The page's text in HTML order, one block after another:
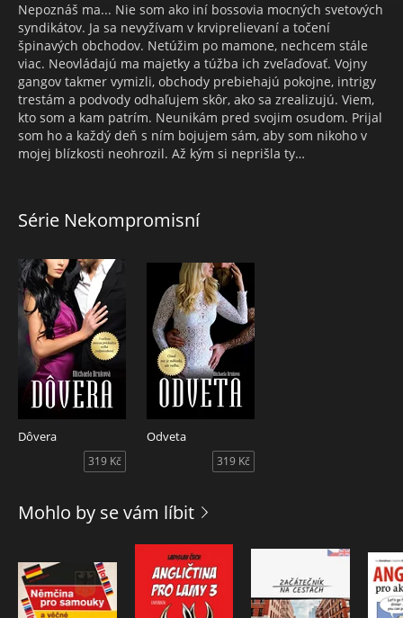
Nepoznáš ma... Nie som ako iní bossovia mocných svetových
syndikátov. Ja sa nevyžívam v krviprelievaní a točení
špinavých obchodov. Netúžim po mamone, nechcem stále
viac. Neovládajú ma majetky a túžba ich zveľaďovať. Vojny
gangov takmer vymizli, obchody prebiehajú pokojne, intrigy
trestám a podvody odhaľujem skôr, ako sa zrealizujú. Viem,
kto som a kam patrím. Neunikám pred svojim osudom. Prijal
som ho a každý deň s ním bojujem sám, aby som nikoho v
mojej blízkosti neohrozil. Až kým si neprišla ty…
Série Nekompromisní
Dôvera
319 Kč
Odveta
319 Kč
Mohlo by se vám líbit